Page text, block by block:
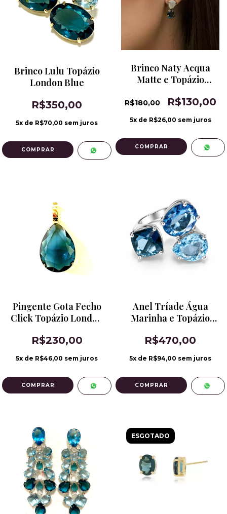
Brinco Lulu Topázio
London Blue
R$350,00
5x de R$70,00 sem juros
Brinco Naty Acqua
Matte e Topázio
R$180,00 R$130,00
5x de R$26,00 sem juros
Pingente Gota Fecho
Click Topázio London
R$230,00
5x de R$46,00 sem juros
Anel Tríade Água
Marinha e Topázio
de Ródio
R$470,00
5x de R$94,00 sem juros
COMPRAR
ESGOTADO